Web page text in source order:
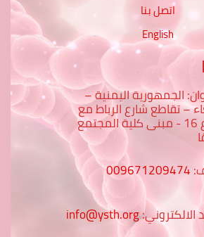
اتصل بنا
English
الجمهورية اليمنية –
– تقاطع شارع الرباط مع
شارع 16 - مبنى كلية المجتمع
009671209474
الالكتروني:info@ysth.org